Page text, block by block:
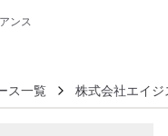
ンス
ス一覧 株式会社エイジ